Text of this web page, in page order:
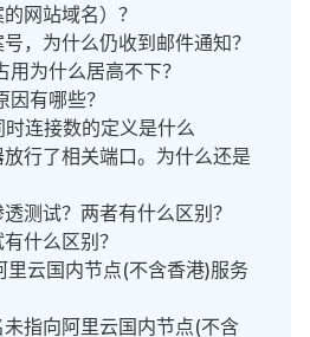
网站域名）？
，为什么仍收到邮件通知？
为什么居高不下？
有哪些？
连接数的定义是什么
行了相关端口。为什么还是
测试？两者有什么区别？
什么区别？
里云国内节点(不含香港)服务
指向阿里云国内节点(不含